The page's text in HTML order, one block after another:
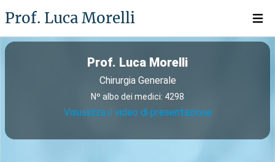
Prof. Luca Morelli Open
Prof. Luca Morelli
Chirurgia Generale
Nº albo dei medici: 4298
Visualizza il video di presentazione